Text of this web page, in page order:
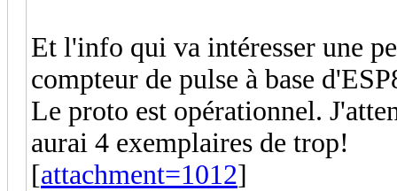
Et l'info qui va intéresser une
compteur de pulse à base
Le proto est opérationnel.
aurai 4 exemplaires de trop!
[attachment=1012]